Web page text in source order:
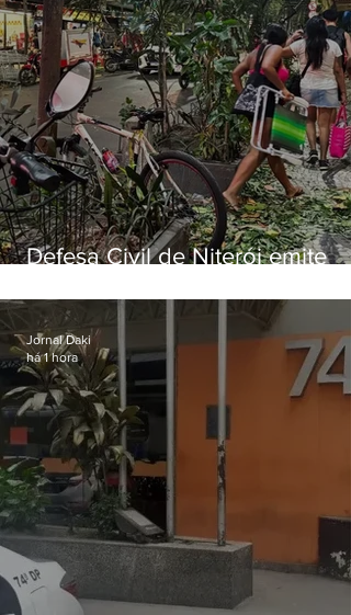
Defesa Civil de Niterói emite
sexta-feira (07)
Jornal Daki
há 1 hora